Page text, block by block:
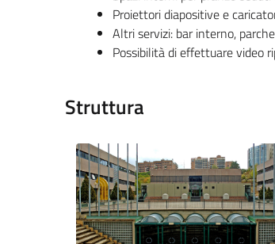
Proiettori diapositive e
Altri servizi: bar interno,
Possibilità di effettuare video
Struttura